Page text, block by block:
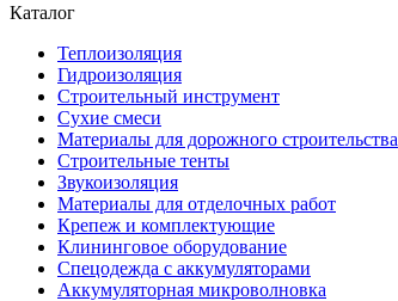
Каталог
Теплоизоляция
Гидроизоляция
Строительный инструмент
Сухие смеси
Материалы для дорожного строительства
Строительные тенты
Звукоизоляция
Материалы для отделочных работ
Крепеж и комплектующие
Клининговое оборудование
Спецодежда с аккумуляторами
Аккумуляторная микроволновка